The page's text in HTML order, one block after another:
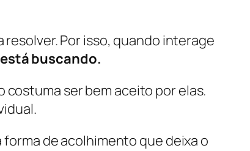
Por isso, quando interage
buscando.
ser bem aceito por elas.
de acolhimento que deixa o